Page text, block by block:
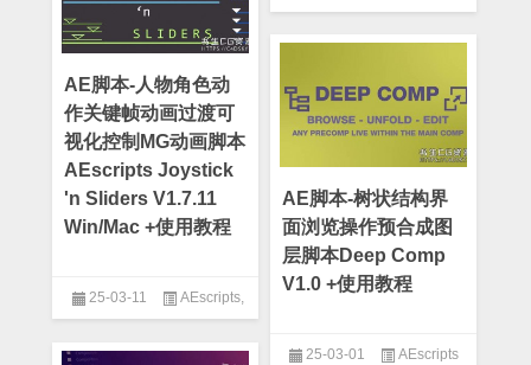
AE脚本-人物角色动
作关键帧动画过渡可
视化控制MG动画脚本
AEscripts Joystick
'n Sliders V1.7.11
Win/Mac +使用教程
25-03-11 AEscripts,
AE脚本-树状结构界
面浏览操作预合成图
层脚本Deep Comp
V1.0 +使用教程
25-03-01 AEscripts